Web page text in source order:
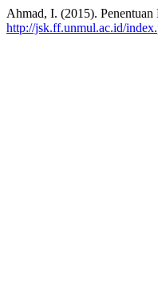
Ahmad, I. (2015).
http://jsk.ff.unmul.ac.id/